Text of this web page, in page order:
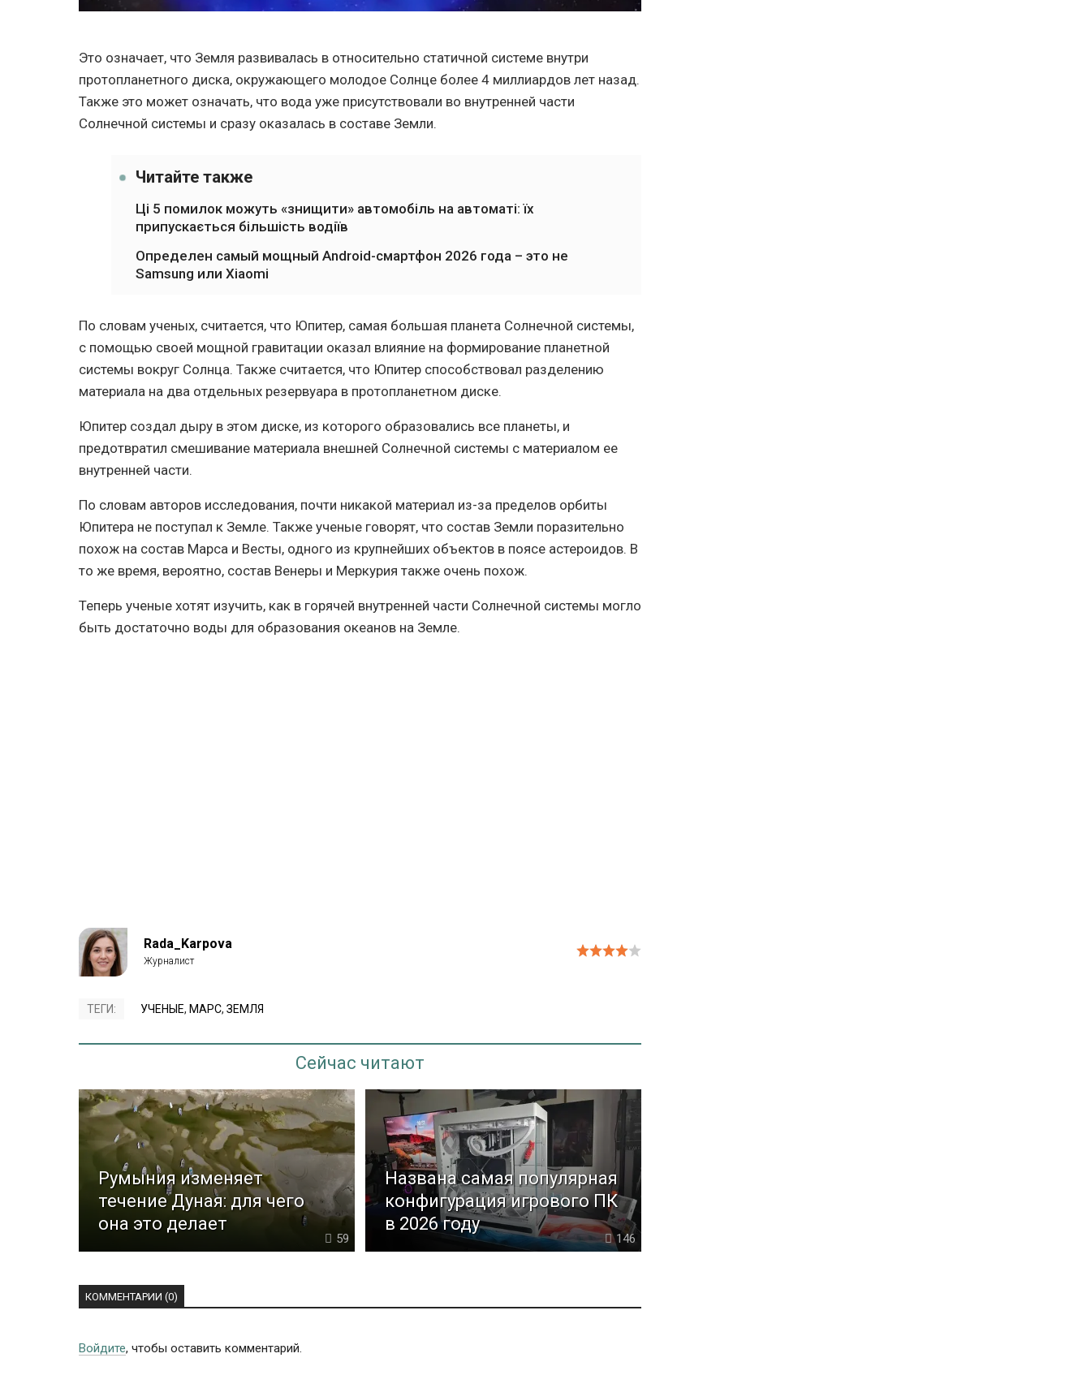
Это означает, что Земля развивалась в относительно статичной системе внутри
протопланетного диска, окружающего молодое Солнце более 4 миллиардов лет назад.
Также это может означать, что вода уже присутствовали во внутренней части
Солнечной системы и сразу оказалась в составе Земли.
Читайте также
Ці 5 помилок можуть «знищити» автомобіль на автоматі: їх
припускається більшість водіїв
Определен самый мощный Android-смартфон 2026 года – это не
Samsung или Xiaomi
По словам ученых, считается, что Юпитер, самая большая планета Солнечной системы,
с помощью своей мощной гравитации оказал влияние на формирование планетной
системы вокруг Солнца. Также считается, что Юпитер способствовал разделению
материала на два отдельных резервуара в протопланетном диске.
Юпитер создал дыру в этом диске, из которого образовались все планеты, и
предотвратил смешивание материала внешней Солнечной системы с материалом ее
внутренней части.
По словам авторов исследования, почти никакой материал из-за пределов орбиты
Юпитера не поступал к Земле. Также ученые говорят, что состав Земли поразительно
похож на состав Марса и Весты, одного из крупнейших объектов в поясе астероидов. В
то же время, вероятно, состав Венеры и Меркурия также очень похож.
Теперь ученые хотят изучить, как в горячей внутренней части Солнечной системы могло
быть достаточно воды для образования океанов на Земле.
Rada_Karpova
ТЕГИ: УЧЕНЫЕ, МАРС, ЗЕМЛЯ
Сейчас читают
Румыния изменяет
течение Дуная: для чего
она это делает
59
Названа самая популярная
конфигурация игрового ПК
в 2026 году
146
КОММЕНТАРИИ (0)
Войдите, чтобы оставить комментарий.